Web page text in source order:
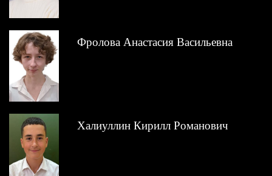
Фролова Анастасия Васильевна
Халиуллин Кирилл Романович